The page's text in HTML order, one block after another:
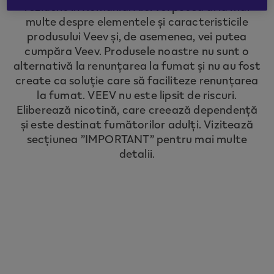
to redirect you to the country you are
located in.
CONTINUE
rezident în România. Aici vei putea afla mai
multe despre elementele și caracteristicile
produsului Veev și, de asemenea, vei putea
cumpăra Veev. Produsele noastre nu sunt o
alternativă la renunțarea la fumat și nu au fost
create ca soluție care să faciliteze renunțarea
la fumat. VEEV nu este lipsit de riscuri.
Eliberează nicotină, care creează dependență
și este destinat fumătorilor adulți. Vizitează
secțiunea ”IMPORTANT” pentru mai multe
detalii.